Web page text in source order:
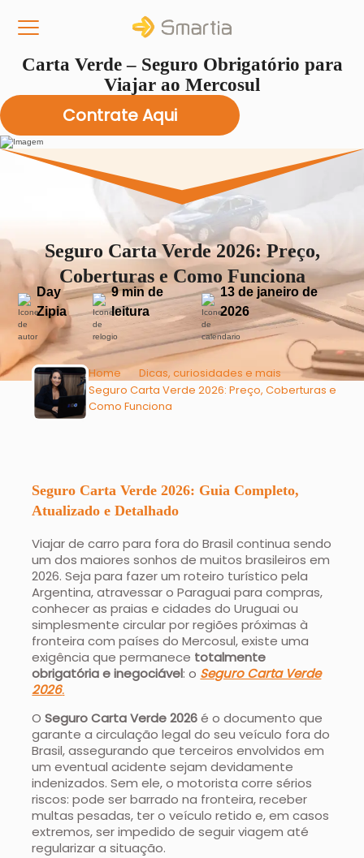
Carta Verde – Seguro Obrigatório para
Viajar ao Mercosul
Seguro Carta Verde 2026: Preço,
Coberturas e Como Funciona
Day
Zipia
9 min de
leitura
13 de janeiro de
2026
Home
Dicas, curiosidades e mais
Seguro Carta Verde 2026: Preço, Coberturas e
Como Funciona
Seguro Carta Verde 2026: Guia Completo,
Atualizado e Detalhado
Viajar de carro para fora do Brasil continua sendo
um dos maiores sonhos de muitos brasileiros em
2026. Seja para fazer um roteiro turístico pela
Argentina, atravessar o Paraguai para compras,
conhecer as praias e cidades do Uruguai ou
simplesmente circular por regiões próximas à
fronteira com países do Mercosul, existe uma
exigência que permanece totalmente
obrigatória e inegociável: o Seguro Carta Verde
2026.
OSeguro Carta Verde 2026é o documento que
garante a circulação legal do seu veículo fora do
Brasil, assegurando que terceiros envolvidos em
um eventual acidente sejam devidamente
indenizados. Sem ele, o motorista corre sérios
riscos: pode ser barrado na fronteira, receber
multas pesadas, ter o veículo retido e, em casos
extremos, ser impedido de seguir viagem até
regularizar a situação.